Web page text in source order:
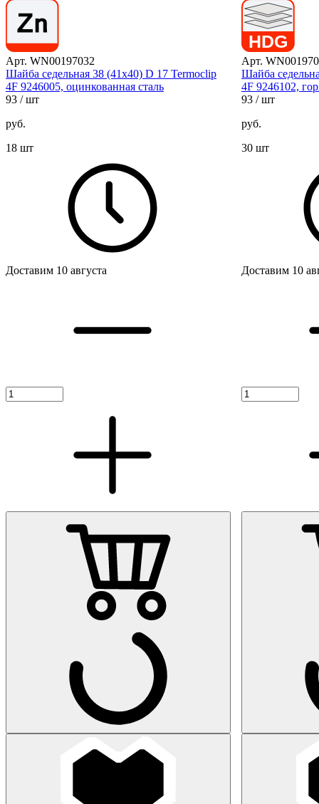
Арт. WN00197032
Шайба седельная 38 (41х40) D 17 Termoclip
4F 9246005, оцинкованная сталь
93 / шт
руб.
18 шт
Доставим 10 августа
Арт.
Шайба
4F 9246102,
93 / шт
руб.
30 шт
Доставим 10